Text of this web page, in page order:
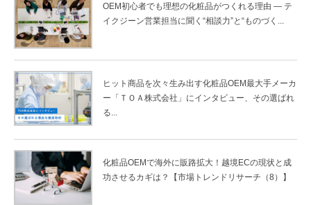
OEM初心者でも理想の化粧品がつくれる理由 ― テ
イクジーン営業担当に聞く“相談力”と“ものづく...
ヒット商品を次々生み出す化粧品OEM最大手メーカ
ー「ＴＯＡ株式会社」にインタビュー、その選ばれ
る...
化粧品OEMで海外に販路拡大！越境ECの現状と成
功させるカギは？【市場トレンドリサーチ（8）】